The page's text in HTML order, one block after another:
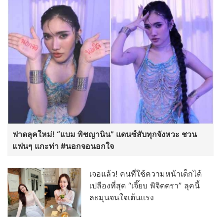
ฟาดลุคใหม่! “แบม พิชญานิน” แดนซ์สับทุกจังหวะ ชวน
แฟนๆ แกะท่า #นอกจอนอกใจ
เจอแล้ว! คนที่ใช้ความหน้าเด็กได้
เปลืองที่สุด “เจี๊ยบ พิจิตตรา” ลุคนี้
ละมุนจนใจเต้นแรง